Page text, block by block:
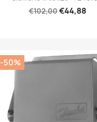
€102,00€44,88
-50%